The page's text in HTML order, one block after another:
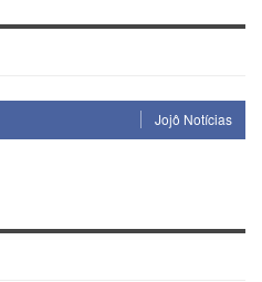
Jojô Notícias